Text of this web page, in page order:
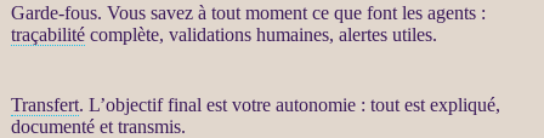
Garde-fous. Vous savez à tout moment ce que font les agents:
traçabilitécomplète, validations humaines, alertesutiles.
Transfert. L’objectif final est votre autonomie : tout est expliqué,
documenté et transmis.